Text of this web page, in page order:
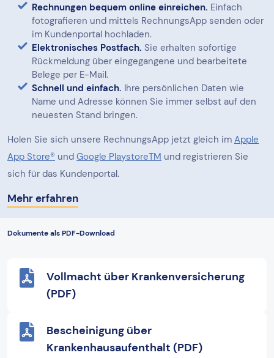
Rechnungen bequem online einreichen. Einfach
fotografieren und mittels RechnungsApp senden oder
im Kundenportal hochladen.
Elektronisches Postfach. Sie erhalten sofortige
Rückmeldung über eingegangene und bearbeitete
Belege per E-Mail.
Schnell und einfach. Ihre persönlichen Daten wie
Name und Adresse können Sie immer selbst auf den
neuesten Stand bringen.
Holen Sie sich unsere RechnungsApp jetzt gleich im Apple
App Store® und Google PlaystoreTM und registrieren Sie
sich für das Kundenportal.
Mehr erfahren
Dokumente als PDF-Download
Vollmacht über Krankenversicherung
(PDF)
Bescheinigung über
Krankenhausaufenthalt (PDF)